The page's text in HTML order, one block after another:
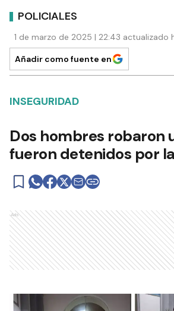
POLICIALES
1 de marzo de 2025 | 22:43 actualizado
Añadir como fuente en
INSEGURIDAD
Dos hombres robaron
fueron detenidos por
Ads